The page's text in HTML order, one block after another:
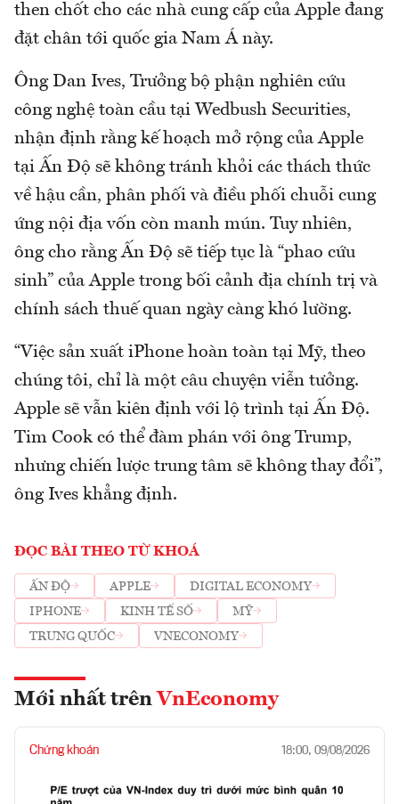
then chốt cho các nhà cung cấp của Apple đang
đặt chân tới quốc gia Nam Á này.
Ông Dan Ives, Trưởng bộ phận nghiên cứu
công nghệ toàn cầu tại Wedbush Securities,
nhận định rằng kế hoạch mở rộng của Apple
tại Ấn Độ sẽ không tránh khỏi các thách thức
về hậu cần, phân phối và điều phối chuỗi cung
ứng nội địa vốn còn manh mún. Tuy nhiên,
ông cho rằng Ấn Độ sẽ tiếp tục là “phao cứu
sinh” của Apple trong bối cảnh địa chính trị và
chính sách thuế quan ngày càng khó lường.
“Việc sản xuất iPhone hoàn toàn tại Mỹ, theo
chúng tôi, chỉ là một câu chuyện viễn tưởng.
Apple sẽ vẫn kiên định với lộ trình tại Ấn Độ.
Tim Cook có thể đàm phán với ông Trump,
nhưng chiến lược trung tâm sẽ không thay đổi”,
ông Ives khẳng định.
ĐỌC BÀI THEO TỪ KHOÁ
ẤN ĐỘ APPLE
DIGITAL ECONOMY
IPHONE
KINH TẾ SỐ
MỸ
TRUNG QUỐC
VNECONOMY
Mới nhất trên VnEconomy
Chứng khoán 18:00, 09/08/2026